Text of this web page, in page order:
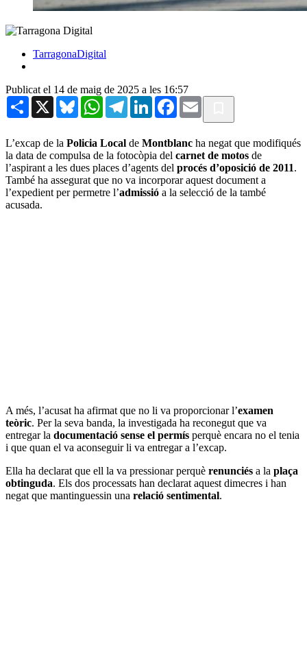
TarragonaDigital
Publicat el 14 de maig de 2025 a les 16:57
Share X BlueskyWhatsAppTelegramLinkedInFacebook
Email
L’excap de la Policia Local de Montblanc ha negat que modifiqués
la data de compulsa de la fotocòpia del carnet de motos de
l’aspirant a les dues places d’agents del procés d’oposició de 2011.
També ha assegurat que no va incorporar aquest document a
l’expedient per permetre l’admissió a la selecció de la també
acusada.
A més, l’acusat ha afirmat que no li va proporcionar l’examen
teòric. Per la seva banda, la investigada ha reconegut que va
entregar la documentació sense el permís perquè encara no el tenia
i que quan el va aconseguir li va entregar a l’excap.
Ella ha declarat que ell la va pressionar perquè renunciés a la plaça
obtinguda. Els dos processats han declarat aquest dimecres i han
negat que mantinguessin una relació sentimental.